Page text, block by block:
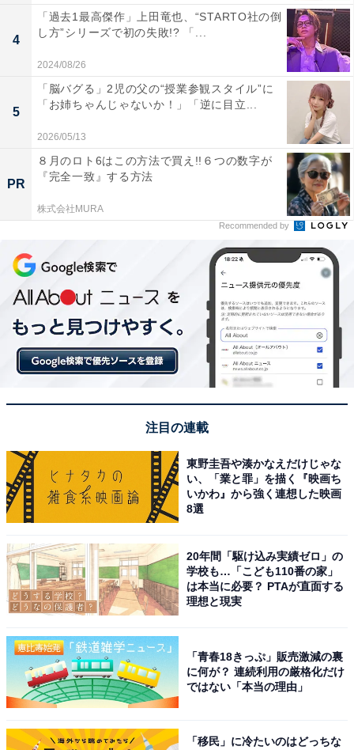
4
「過去1最高傑作」上田竜也、“STARTO社の倒
し方”シリーズで初の失敗!? 「...
2024/08/26
5
「脳バグる」2児の父の“授業参観スタイル”に
「お姉ちゃんじゃないか！」「逆に目立...
2026/05/13
PR
８月のロト6はこの方法で買え!!６つの数字が
『完全一致』する方法
株式会社MURA
Recommended by
注目の連載
東野圭吾や湊かなえだけじゃな
い、「業と罪」を描く『映画ち
いかわ』から強く連想した映画
8選
20年間「駆け込み実績ゼロ」の
学校も…「こども110番の家」
は本当に必要？ PTAが直面する
理想と現実
「青春18きっぷ」販売激減の裏
に何が？ 連続利用の厳格化だけ
ではない「本当の理由」
「移民」に冷たいのはどっちな